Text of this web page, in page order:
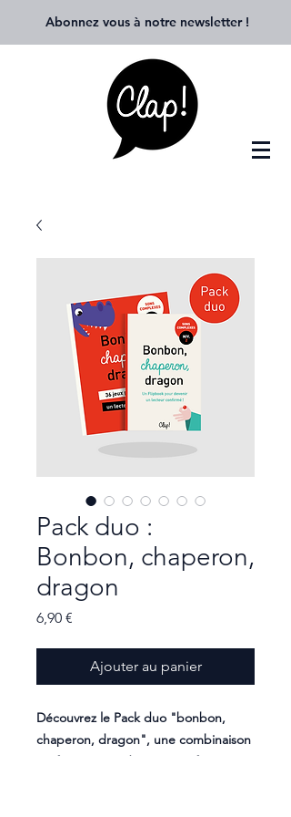
Abonnez vous à notre newsletter!
Pack duo :
Bonbon, chaperon,
dragon
6,90 €
Ajouter au panier
Découvrez le Pack duo "bonbon,
chaperon, dragon", une combinaison
parfaite pour aider votre enfant à